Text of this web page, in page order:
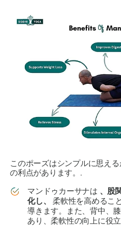
このポーズはシンプルに思え
の利点があります。.
マンドゥカーサナは 、股
化し、
柔軟性を高めるこ
導きます。また、背中、
あり、柔軟性の向上に役立